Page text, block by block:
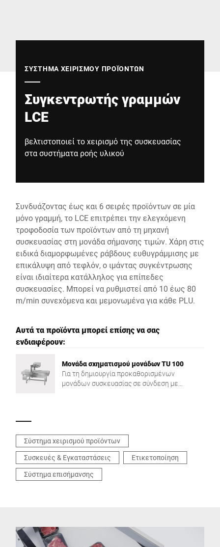
ΣΎΣΤΗΜΑ ΧΕΙΡΙΣΜΟΎ ΠΡΟΪΌΝΤΩΝ
Συγκεντρωτής γραμμών
LCE
βελτιστοποιεί το χειρισμό της συσκευασίας
στα συστήματα ροής υλικού
Συνδυάζοντας έως και 6 σειρές προϊόντων σε μία
μόνο γραμμή, το LCE επιτρέπει την ελεγχόμενη
τροφοδοσία των προϊόντων από τη μηχανή
συσκευασίας στη μονάδα σήμανσης τιμών. Χάρη στις
ειδικά διαμορφωμένες ράβδους ευθυγράμμισης με
επικάλυψη από τεφλόν, ο ιμάντας συγκέντρωσης
είναι ιδιαίτερα κατάλληλος για επίπεδες
συσκευασίες. Μπορεί να ρυθμιστεί από 10 έως 80
m/min συνεχόμενα και μεμονωμένα για κάθε PLU.
Αυτά τα προϊόντα μπορεί επίσης να σας
ενδιαφέρουν:
Μονάδα σχηματισμού μονάδων TU 100
Για τη δημιουργία προκαθορισμένων
μονάδων συσκευασίας σε σύνδεση με
Σύστημα χειρισμού προϊόντων
Συσκευές & Εγκαταστάσεις
Ετικετοποίηση
Σύστημα επισήμανσης